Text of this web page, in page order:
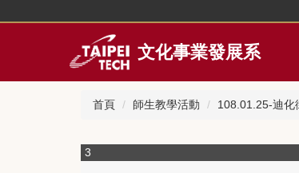
文化事業發展系
首頁 師生教學活動 108.01.25-迪化
3